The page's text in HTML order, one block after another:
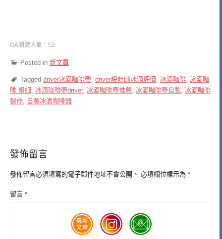
GA瀏覽人氣：52
Posted in 新文章
Tagged driver冰滴咖啡壺 driver設計師冰滴評價 冰滴咖啡 冰滴咖
啡 粗細 冰滴咖啡壺driver, 冰滴咖啡壺推薦 冰滴咖啡壺自製 冰滴咖啡
製作
自製冰滴咖啡器
發佈留言
發佈留言必須填寫的電子郵件地址不會公開。 必填欄位標示為 *
留言 *